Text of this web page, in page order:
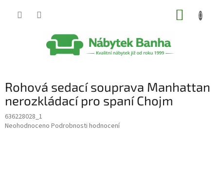
Rohová sedací souprava Manhattan
nerozkládací pro spaní Chojm
636228028_1
Průměrné
Neohodnoceno Podrobnosti hodnocení